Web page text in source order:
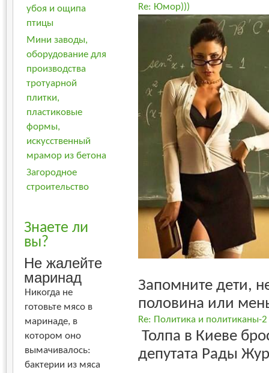
убоя и ощипа
птицы
Мини заводы,
оборудование для
производства
тротуарной
плитки,
пластиковые
формы,
искусственный
мрамор из бетона
Загородное
строительство
Знаете ли
вы?
Не жалейте
маринад
Никогда не
готовьте мясо в
маринаде, в
котором оно
вымачивалось:
бактерии из мяса
Re: Юмор)))
Запомните дети,
половина или
Re: Политика и политиканы-2
Толпа в Киеве
депутата Рады